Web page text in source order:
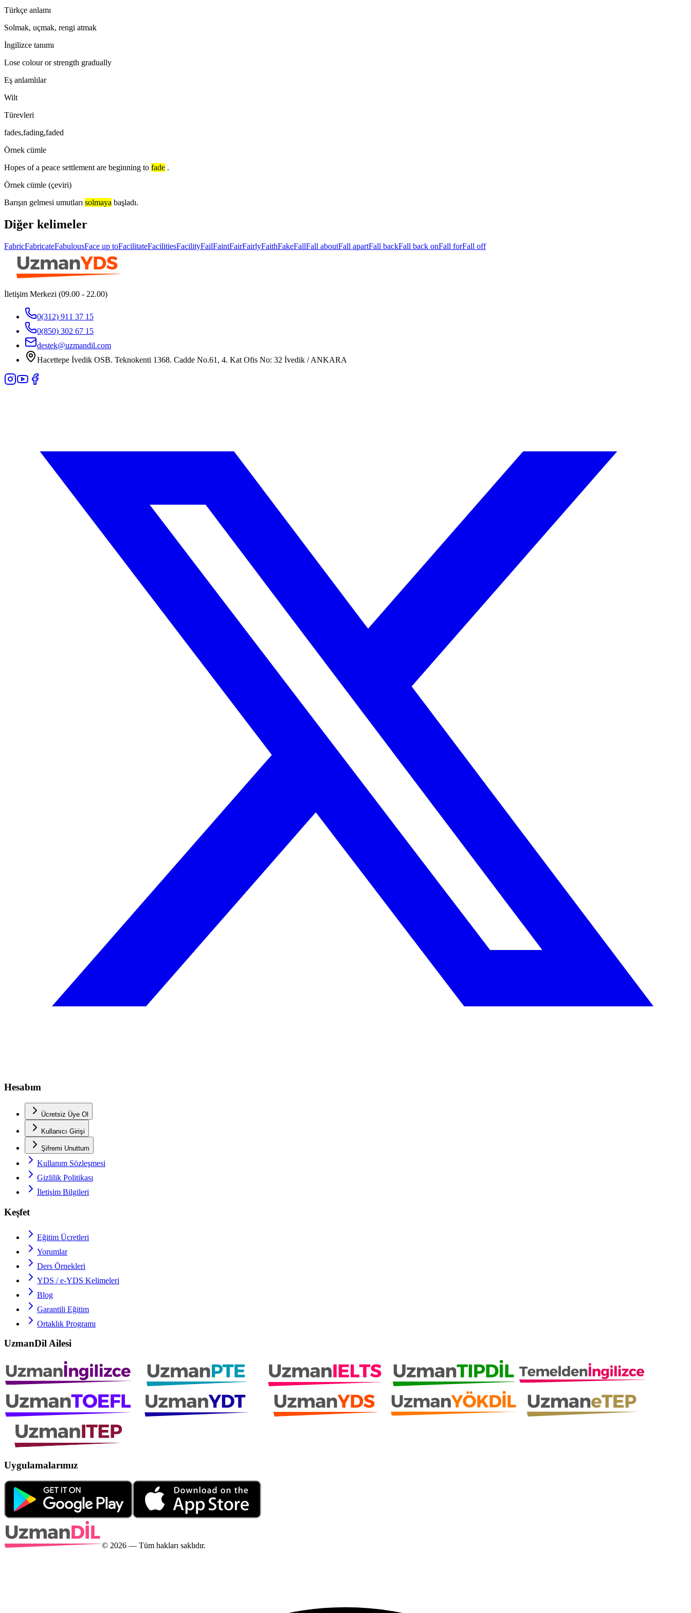
Türkçe anlamı
Solmak, uçmak, rengi atmak
İngilizce tanımı
Lose colour or strength gradually
Eş anlamlılar
Wilt
Türevleri
fades,fading,faded
Örnek cümle
Hopes of a peace settlement are beginning to fade .
Örnek cümle (çeviri)
Barışın gelmesi umutları solmaya başladı.
Diğer kelimeler
FabricFabricateFabulousFace up toFacilitateFacilitiesFacilityFailFaintFairFairlyFaithFakeFallFall aboutFall apartFall backFall back onFall forFall off
İletişim Merkezi (09.00 - 22.00)
0(312) 911 37 15
0(850) 302 67 15
destek@uzmandil.com
Hacettepe İvedik OSB. Teknokenti 1368. Cadde No.61, 4. Kat Ofis No: 32 İvedik / ANKARA
Hesabım
Ücretsiz Üye Ol
Kullanıcı Girişi
Şifremi Unuttum
Kullanım Sözleşmesi
Gizlilik Politikası
İletişim Bilgileri
Keşfet
Eğitim Ücretleri
Yorumlar
Ders Örnekleri
YDS / e-YDS Kelimeleri
Blog
Garantili Eğitim
Ortaklık Programı
UzmanDil Ailesi
Uygulamalarımız
© 2026 — Tüm hakları saklıdır.